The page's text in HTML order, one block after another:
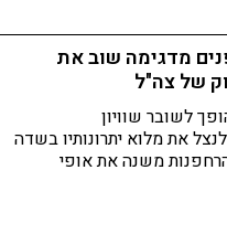
מדגימה שוב את
של צה"ל
לשובר שוויון
את מלוא יתרונותיו בשדה
משנה את אופי
עדיין לא מבינים את